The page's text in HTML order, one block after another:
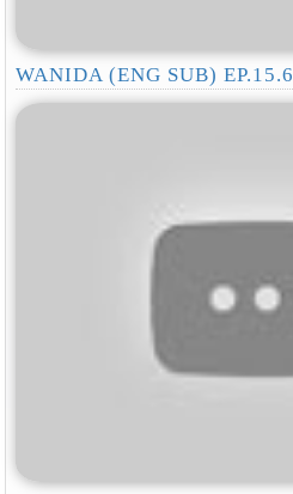
WANIDA (ENG SUB) EP.15.6